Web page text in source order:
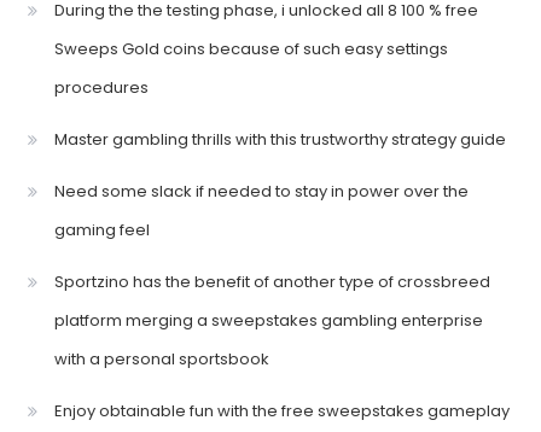
During the the testing phase, i unlocked all 8 100 % free
Sweeps Gold coins because of such easy settings
procedures
Master gambling thrills with this trustworthy strategy guide
Need some slack if needed to stay in power over the
gaming feel
Sportzino has the benefit of another type of crossbreed
platform merging a sweepstakes gambling enterprise
with a personal sportsbook
Enjoy obtainable fun with the free sweepstakes gameplay